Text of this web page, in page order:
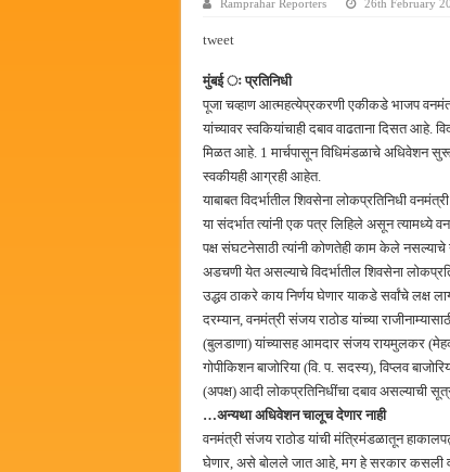
हर घर तिरंगा
Ramprahar Reporters 26th February
tweet
मुंबई ः प्रतिनिधी
पूजा चव्हाण आत्महत्येप्रकरणी एकीकडे भाजप
यांच्यावर स्वकियांचाही दबाव वाढताना दिसत आहे.
मिळत आहे. 1 मार्चपासून विधिमंडळाचे अधिवेशन सुरू
स्वकीयही आग्रही आहेत.
याबाबत विदर्भातील शिवसेना लोकप्रतिनिधी
या संदर्भात त्यांनी एक पत्र लिहिले असून त्यामध्ये
पक्ष संघटनेसाठी त्यांनी कोणतेही काम केले
अडचणी येत असल्याचे विदर्भातील शिवसेना
उद्धव ठाकरे काय निर्णय घेणार याकडे सर्वांचे लक्ष
दरम्यान, वनमंत्री संजय राठोड यांच्या
(बुलडाणा) यांच्यासह आमदार संजय रायमुलकर
गोपीकिशन बाजोरिया (वि. प. सदस्य), विप्लव
(अपक्ष) आदी लोकप्रतिनिधींचा दबाव असल्याची
…अन्यथा अधिवेशन चालूच देणार नाही
वनमंत्री संजय राठोड यांची मंत्रिमंडळातून
घेणार, असे बोलले जात आहे, मग हे सरकार कसली